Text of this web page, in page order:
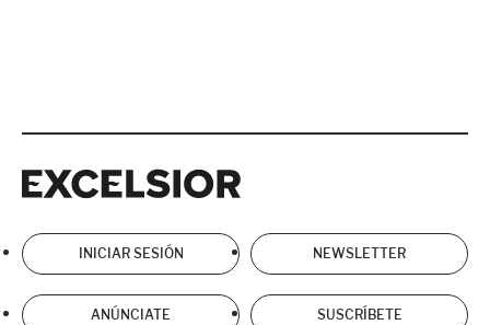
INICIAR SESIÓN NEWSLETTER
ANÚNCIATE SUSCRÍBETE